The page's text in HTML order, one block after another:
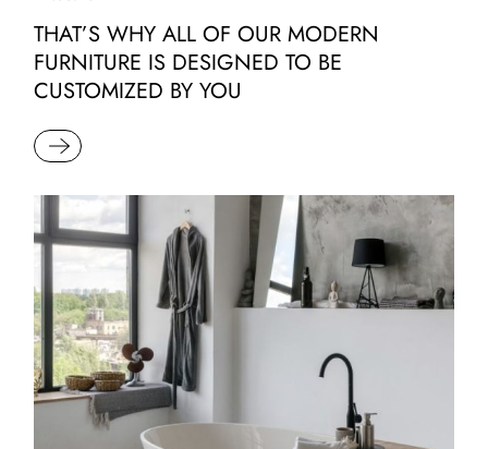
THAT’S WHY ALL OF OUR MODERN
FURNITURE IS DESIGNED TO BE
CUSTOMIZED BY YOU
READ MORE